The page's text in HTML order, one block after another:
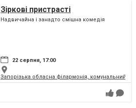
Зіркові пристрасті
Надвичайна і занадто смішна комедія
22 серпня, 17:00
Запорізька обласна філармонія, комунальний